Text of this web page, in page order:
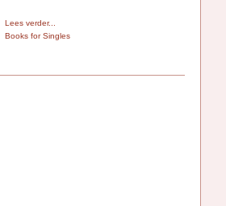
Lees verder...
Books for Singles